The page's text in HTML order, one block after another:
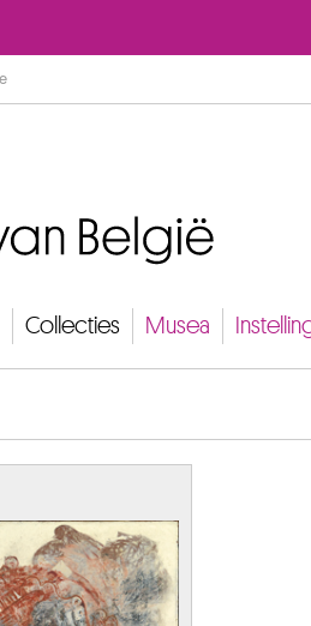
Collecties Musea